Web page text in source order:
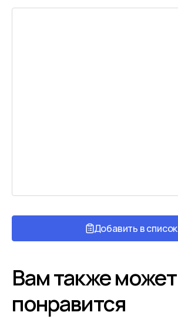
Добавить в список
Вам также может
понравится